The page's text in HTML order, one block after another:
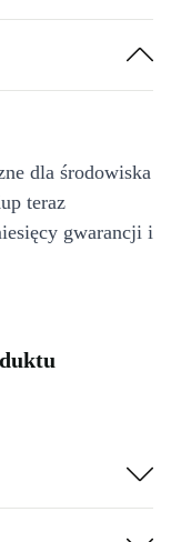
dla środowiska
teraz
gwarancji i